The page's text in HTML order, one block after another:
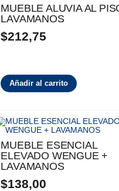
MUEBLE ALUVIA AL
LAVAMANOS
$212,75
Añadir al carrito
MUEBLE ESENCIAL
ELEVADO WENGUE +
LAVAMANOS
$138,00